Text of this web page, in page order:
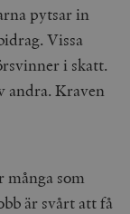
pytsar in
Vissa
i skatt.
andra. Kraven
många som
är svårt att få